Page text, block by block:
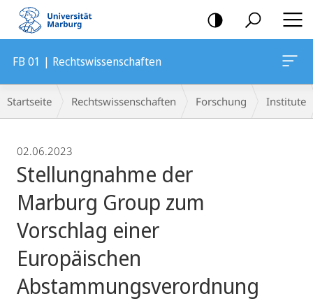
Mobile-
Navigation
FB 01 | Rechtswissenschaften
Breadcrumb-
Navigation
Startseite Rechtswissenschaften Forschung Institute
02.06.2023
Stellungnahme der
Marburg Group zum
Vorschlag einer
Europäischen
Abstammungsverordnung